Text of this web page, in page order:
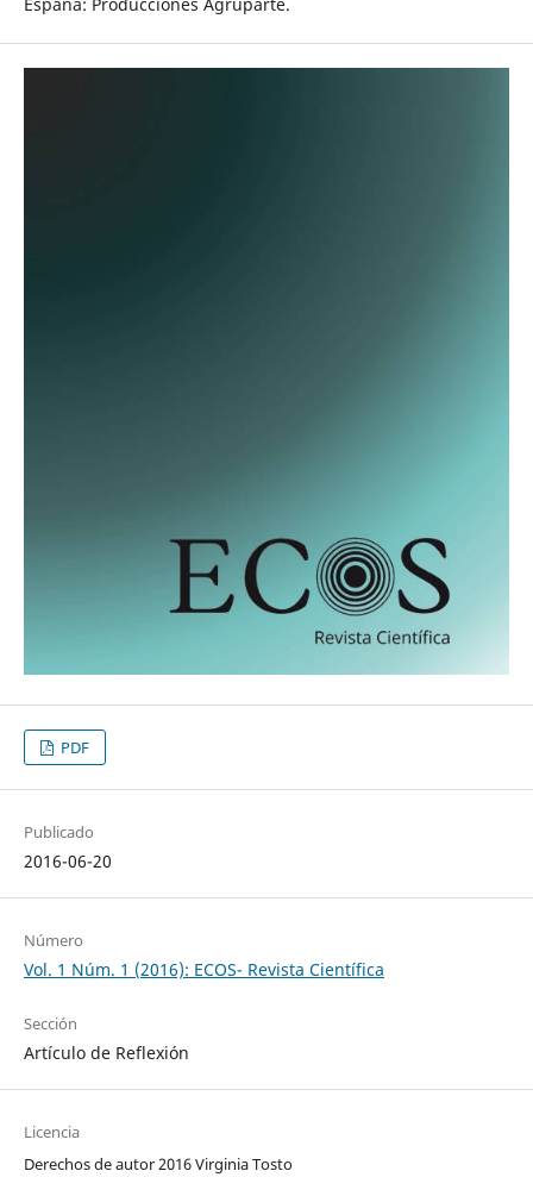
PDF
Publicado
2016-06-20
Número
Vol. 1 Núm. 1 (2016): ECOS- Revista Científica
Sección
Artículo de Reflexión
Licencia
Derechos de autor 2016 Virginia Tosto